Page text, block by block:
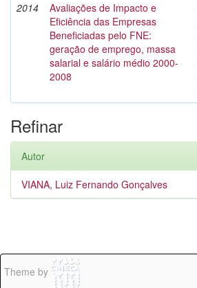
2014
Avaliações de Impacto e
Eficiência das Empresas
Beneficiadas pelo FNE:
geração de emprego, massa
salarial e salário médio 2000-
2008
Refinar
Autor
VIANA, Luiz Fernando Gonçalves
Theme by